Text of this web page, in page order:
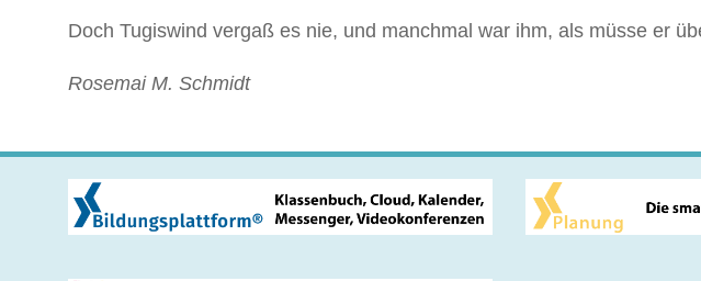
Doch Tugiswind vergaß es nie, und manchmal war ihm, als müsse er
Rosemai M. Schmidt